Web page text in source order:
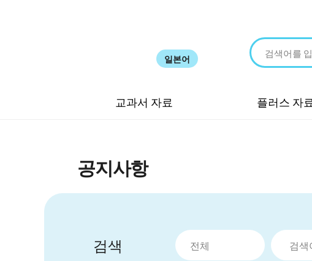
일본어
교과서 자료 플러스 자료
공지사항
검색 전체 검색